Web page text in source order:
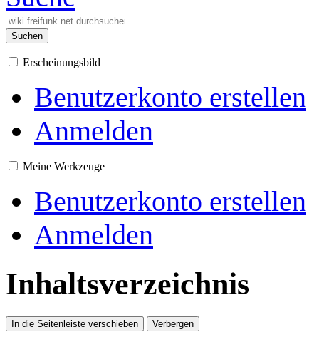
Suchen
Erscheinungsbild
Benutzerkonto erstellen
Anmelden
Meine Werkzeuge
Benutzerkonto erstellen
Anmelden
Inhaltsverzeichnis
In die Seitenleiste verschieben Verbergen